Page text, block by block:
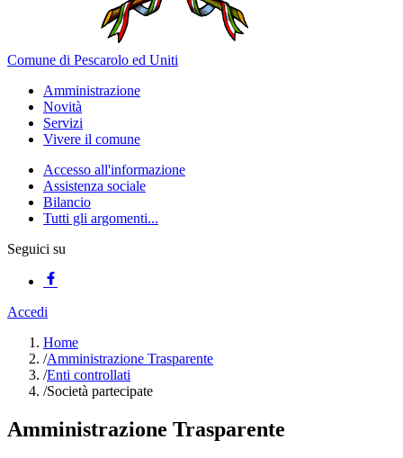
Comune di Pescarolo ed Uniti
Amministrazione
Novità
Servizi
Vivere il comune
Accesso all'informazione
Assistenza sociale
Bilancio
Tutti gli argomenti...
Seguici su
Accedi
Home
/Amministrazione Trasparente
/Enti controllati
/Società partecipate
Amministrazione Trasparente